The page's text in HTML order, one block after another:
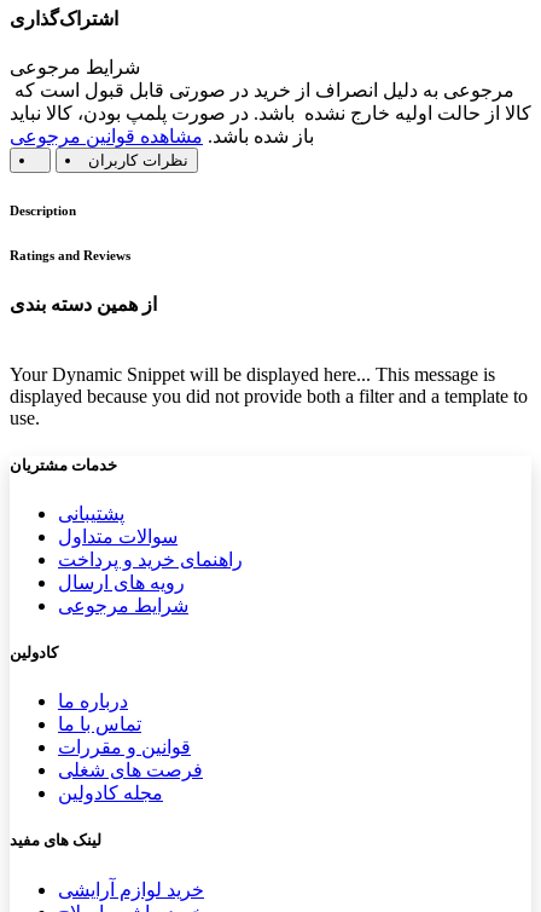
اشتراک‌گذاری
شرایط مرجوعی
کالا از حالت اولیه خارج نشده باشد. در صورت پلمپ بودن، کالا نباید
باز شده باشد. مشاهده قوانین مرجوعی
نظرات کاربران
Description
Ratings and Reviews
از همین دسته بندی
Your Dynamic Snippet will be displayed here... This message is
displayed because you did not provide both a filter and a template to
use.
خدمات مشتریان
پشتیب​​انی
سوالات متداول
راهنمای خرید و پرداخت
رویه های ارسال
شرایط مرجوعی
کادولین
درباره ما
تماس با ما
قوانین و مقررات
فرصت های شغلی
مجله کادولین
لینک های مفید
خرید لوازم آرایشی